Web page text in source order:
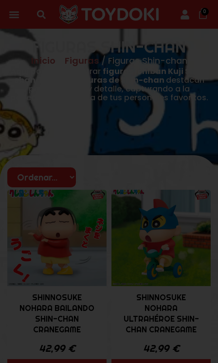
0
FIGURAS SHIN-CHAN
Inicio Figuras / Figuras Shin-chan
Aquí podrás encontrar figuras Ichiban Kuji Shin-
chan, nuestras figuras de Shin-chan destacan
por su calidad y detalle, capturando a la
perfección la esencia de tus personajes favoritos.
SHINNOSUKE
NOHARA BAILANDO
SHIN-CHAN
CRANEGAME
42,99 €
SHINNOSUKE
NOHARA
ULTRAHÉROE SHIN-
CHAN CRANEGAME
42,99 €